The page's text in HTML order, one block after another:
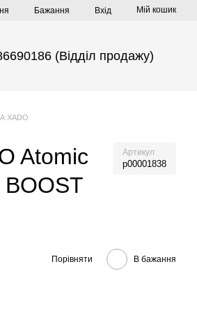
Бажання Вхід Мій кошик
(Відділ продажу)
XADO
Atomic
Артикул
р00001838
Порівняти В бажання